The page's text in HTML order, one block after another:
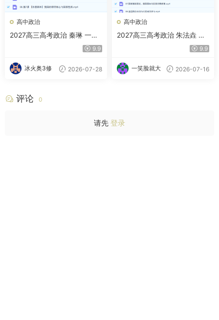
高中政治
2027高三高考政治 秦琳 一轮
9.9
冰火奥3修 2026-07-28
高中政治
2027高三高考政治 朱法垚 一
9.9
一笑脸就大 2026-07-16
评论 0
请先 登录